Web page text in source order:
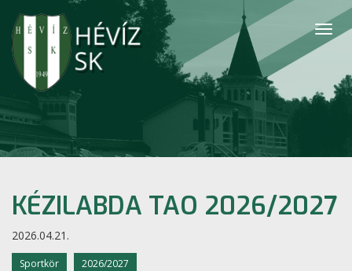
KÉZILABDA TAO 2026/2027
2026.04.21.
Sportkör 2026/2027